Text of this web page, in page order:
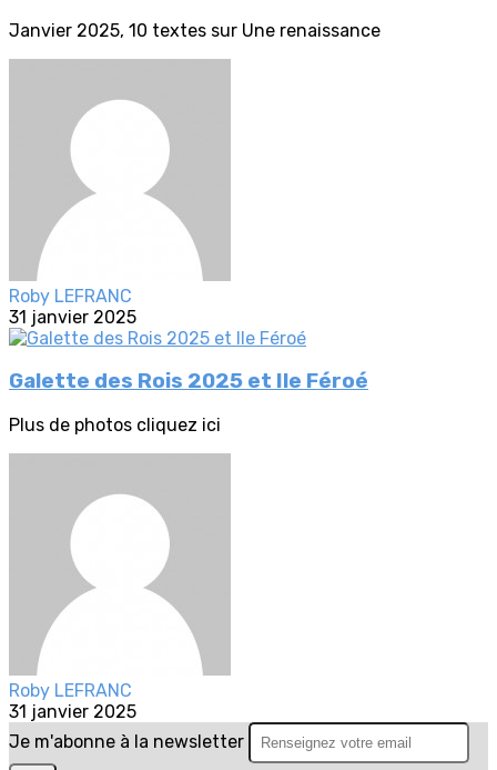
Janvier 2025, 10 textes sur Une renaissance
Roby LEFRANC
31 janvier 2025
Galette des Rois 2025 et Ile Féroé
Plus de photos cliquez ici
Roby LEFRANC
31 janvier 2025
Je m'abonne à la newsletter